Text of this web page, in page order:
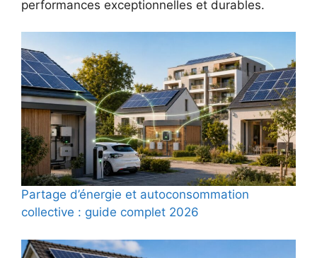
performances exceptionnelles et durables.
Partage d’énergie et autoconsommation
collective : guide complet 2026